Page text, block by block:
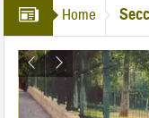
Home